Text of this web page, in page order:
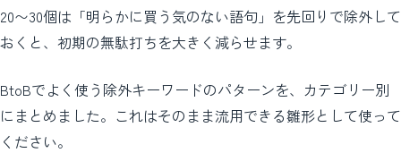
20〜30個は「明らかに買う気のない語句」を先回りで除外して
おくと、初期の無駄打ちを大きく減らせます。
BtoBでよく使う除外キーワードのパターンを、カテゴリー別
にまとめました。これはそのまま流用できる雛形として使って
ください。